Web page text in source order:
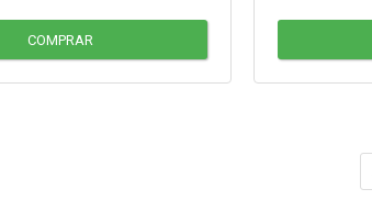
COMPRAR